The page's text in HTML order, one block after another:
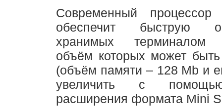
Современный
обеспечит быструю
хранимых терминалом
объём которых может
(объём памяти – 128 Mb и
увеличить с
расширения формата Mini